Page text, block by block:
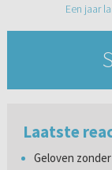
Een jaar
Laatste
Geloven